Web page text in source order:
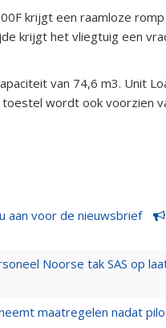
krijgt een raamloze
krijgt het vliegtuig een
van 74,6 m3. Unit
wordt ook voorzien
aan voor de nieuwsbrief
Noorse tak SAS op
maatregelen nadat